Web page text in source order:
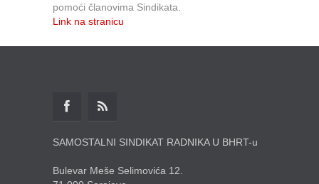
pomoći članovima Sindikata.
Link na stranicu
SAMOSTALNI SINDIKAT RADNIKA U BHRT-u
Bulevar Meše Selimovića 12.